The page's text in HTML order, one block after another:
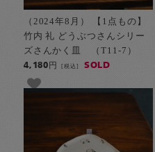
（2024年8月） 【1点もの】
竹内 礼 どうぶつさんシリー
ズさんかく皿 （T11-7）
4,180円[税込] SOLD